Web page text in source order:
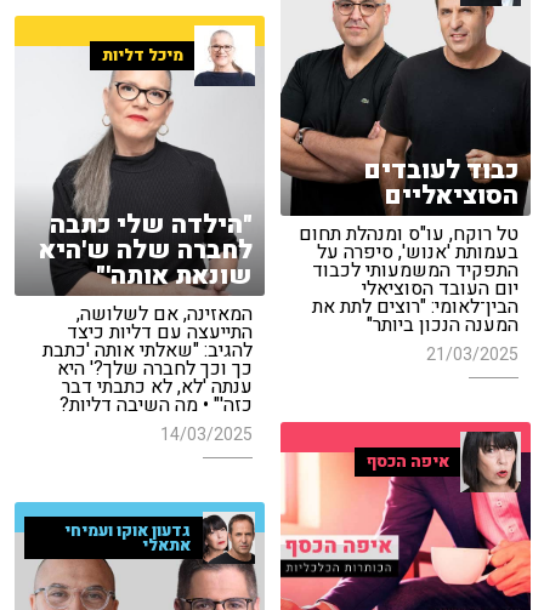
כבוד לעובדים
הסוציאליים
טל רוקח, עו"ס ומנהלת תחום
בעמותת 'אנוש', סיפרה על
התפקיד המשמעותי לכבוד
יום העובד הסוציאלי
הבין־לאומי: "רוצים לתת את
המענה הנכון ביותר"
21/03/2025
מיכל דליות
"הילדה שלי כתבה
לחברה שלה ש'היא
שונאת אותה'"
המאזינה, אם לשלושה,
התייעצה עם דליות כיצד
להגיב: "שאלתי אותה 'כתבת
כך וכך לחברה שלך?' היא
ענתה 'לא, לא כתבתי דבר
כזה'" • מה השיבה דליות?
14/03/2025
איפה הכסף
גדעון אוקו ועמיחי
אתאלי